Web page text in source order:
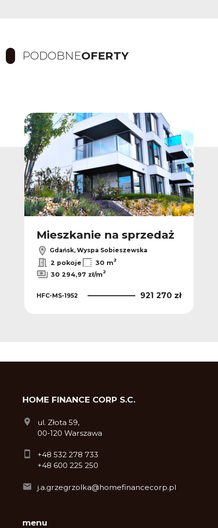
PODOBNEOFERTY
Dodaj do ulubionych Dodaj do
Mieszkanie na sprzedaż
Gdańsk, Wyspa Sobieszewska
2 pokoje
30 m2
30 294,97 zł/m2
HFC-MS-1952 921 270 zł
HOME FINANCE CORP S.C.
ul. Złota 59,
00-120 Warszawa
+48 532 278 733
+48 600 225 250
j.a.grzegrzolka@homefinancecorp.pl
menu